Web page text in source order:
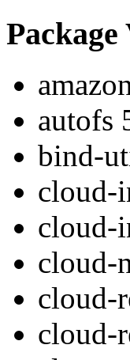
Package
autofs
bind-
cloud-
cloud-
cloud-
cloud-
cloud-